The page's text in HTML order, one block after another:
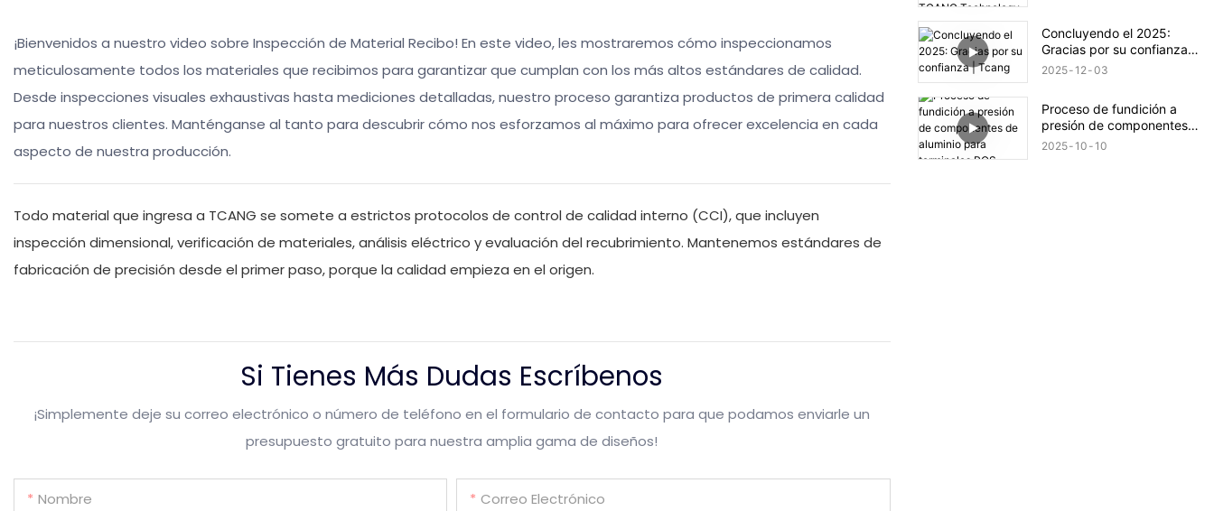
¡Bienvenidos a nuestro video sobre Inspección de Material Recibo! En este video, les mostraremos cómo inspeccionamos
meticulosamente todos los materiales que recibimos para garantizar que cumplan con los más altos estándares de calidad.
Desde inspecciones visuales exhaustivas hasta mediciones detalladas, nuestro proceso garantiza productos de primera calidad
para nuestros clientes. Manténganse al tanto para descubrir cómo nos esforzamos al máximo para ofrecer excelencia en cada
aspecto de nuestra producción.
Todo material que ingresa a TCANG se somete a estrictos protocolos de control de calidad interno (CCI), que incluyen
inspección dimensional, verificación de materiales, análisis eléctrico y evaluación del recubrimiento. Mantenemos estándares de
fabricación de precisión desde el primer paso, porque la calidad empieza en el origen.
Si Tienes Más Dudas Escríbenos
¡Simplemente deje su correo electrónico o número de teléfono en el formulario de contacto para que podamos enviarle un
presupuesto gratuito para nuestra amplia gama de diseños!
Nombre Correo Electrónico
Concluyendo el 2025:
Gracias por su confianza |
Tcang
2025 12 03
Proceso de fundición a
presión de componentes
de aluminio para
2025 10 10